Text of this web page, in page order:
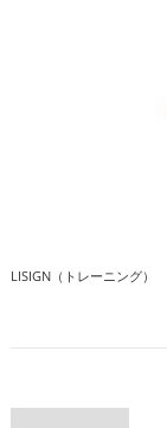
LISIGN（トレーニング）